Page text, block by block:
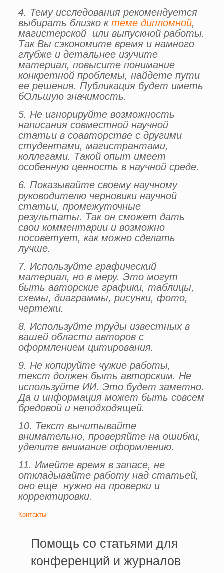
4. Тему исследования рекомендуется
выбирать близко к теме дипломной,
магистерской или выпускной работы.
Так Вы сэкономите время и намного
глубже и детальнее изучите
материал, повысите понимание
конкретной проблемы, найдете пути
ее решения. Публикация будет иметь
бОльшую значимость.
5. Не игнорируйте возможность
написания совместной научной
статьи в соавторстве с другими
студентами, магистрантами,
коллегами. Такой опыт имеет
особенную ценность в научной среде.
6. Показывайте своему научному
руководителю черновики научной
статьи, промежуточные
результаты. Так он сможет дать
свои комментарии и возможно
посоветует, как можно сделать
лучше.
7. Используйте графический
материал, но в меру. Это могут
быть авторские графики, таблицы,
схемы, диаграммы, рисунки, фото,
чертежи.
8. Используйте труды известных в
вашей области авторов с
оформлением цитирования.
9. Не копируйте чужие работы,
текст должен быть авторским. Не
используйте ИИ. Это будет заметно.
Да и информация может быть совсем
бредовой и неподходящей.
10. Текст вычитывайте
внимательно, проверяйте на ошибки,
уделите внимание оформлению.
11. Имейте время в запасе, не
откладывайте работу над статьей,
оно еще нужно на проверки и
корректировки.
Контакты
Помощь со статьями для
конференций и журналов